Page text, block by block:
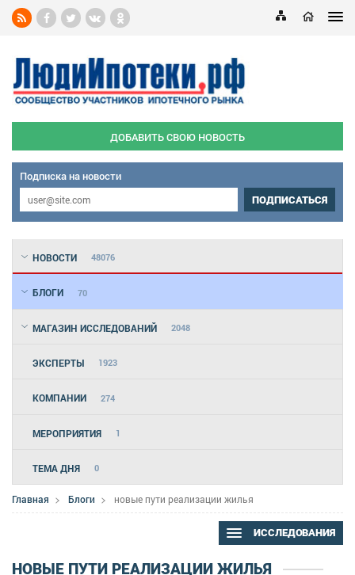
ДОБАВИТЬ СВОЮ НОВОСТЬ
Подписка на новости
ПОДПИСАТЬСЯ
НОВОСТИ 48076
БЛОГИ 70
МАГАЗИН ИССЛЕДОВАНИЙ 2048
ЭКСПЕРТЫ 1923
КОМПАНИИ 274
МЕРОПРИЯТИЯ 1
ТЕМА ДНЯ 0
Главная Блоги новые пути реализации жилья
ИССЛЕДОВАНИЯ
НОВЫЕ ПУТИ РЕАЛИЗАЦИИ ЖИЛЬЯ